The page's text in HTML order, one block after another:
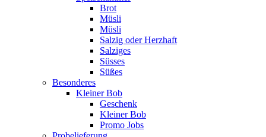
Brot
Müsli
Müsli
Salzig oder Herzhaft
Salziges
Süsses
Süßes
Besonderes
Kleiner Bob
Geschenk
Kleiner Bob
Promo Jobs